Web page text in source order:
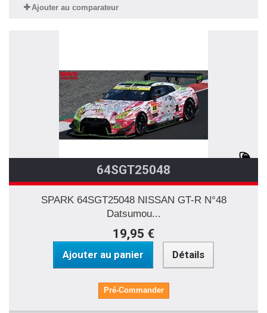
Ajouter au comparateur
64SGT25048
SPARK 64SGT25048 NISSAN GT-R N°48
Datsumou...
19,95 €
Ajouter au panier Détails
Pré-Commander